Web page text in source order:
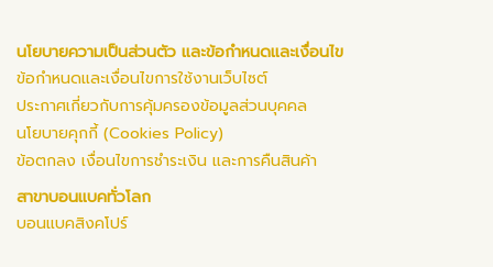
นโยบายความเป็นส่วนตัว และข้อกำหนดและเงื่อนไข
ข้อกำหนดและเงื่อนไขการใช้งานเว็บไซต์
ประกาศเกี่ยวกับการคุ้มครองข้อมูลส่วนบุคคล
นโยบายคุกกี้ (Cookies Policy)
ข้อตกลง เงื่อนไขการชำระเงิน และการคืนสินค้า
สาขาบอนแบคทั่วโลก
บอนแบคสิงคโปร์